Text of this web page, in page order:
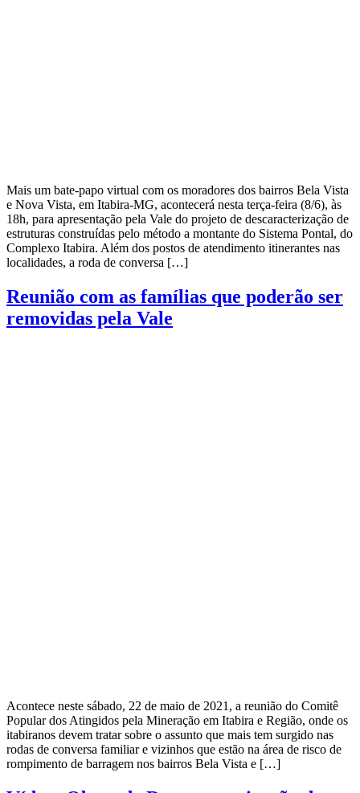
Mais um bate-papo virtual com os moradores dos bairros Bela Vista
e Nova Vista, em Itabira-MG, acontecerá nesta terça-feira (8/6), às
18h, para apresentação pela Vale do projeto de descaracterização de
estruturas construídas pelo método a montante do Sistema Pontal, do
Complexo Itabira. Além dos postos de atendimento itinerantes nas
localidades, a roda de conversa […]
Reunião com as famílias que poderão ser
removidas pela Vale
Acontece neste sábado, 22 de maio de 2021, a reunião do Comitê
Popular dos Atingidos pela Mineração em Itabira e Região, onde os
itabiranos devem tratar sobre o assunto que mais tem surgido nas
rodas de conversa familiar e vizinhos que estão na área de risco de
rompimento de barragem nos bairros Bela Vista e […]